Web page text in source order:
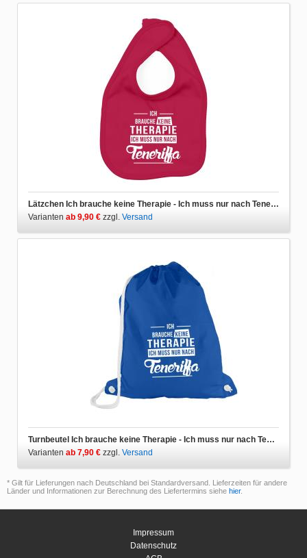
Lätzchen Ich brauche keine Therapie - Ich muss nur nach Teneriffa
Varianten ab 9,90 € zzgl. Versand
Turnbeutel Ich brauche keine Therapie - Ich muss nur nach Teneriffa
Varianten ab 7,90 € zzgl. Versand
* Gilt für Lieferungen nach Deutschland bei Standardversand. Lieferzeiten für andere
Länder und Informationen zur Berechnung des Liefertermins siehe hier.
Impressum
Datenschutz